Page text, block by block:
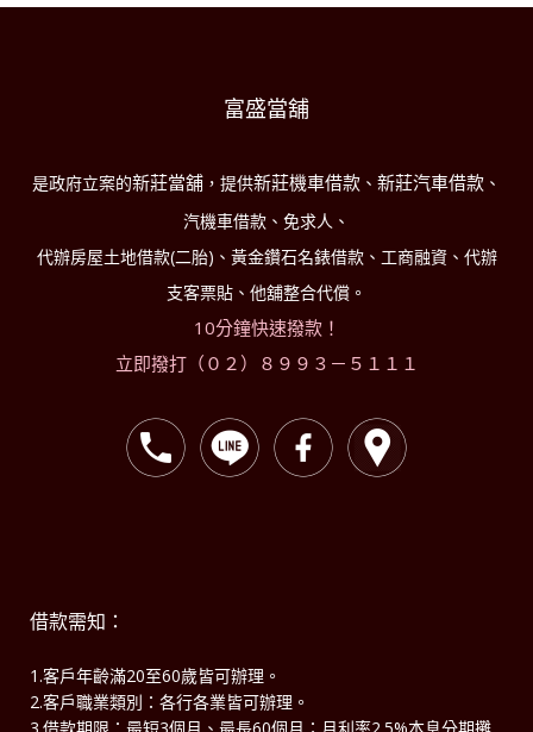
富盛當舖
是政府立案的新莊當舖 ，提供新莊機車借款 、 新莊汽車借款 、
汽機車借款、免求人、
代辦房屋土地借款(二胎)、黃金鑽石名錶借款、工商融資、代辦
支客票貼、他舖整合代償。
10分鐘快速撥款！
立即撥打（０２）８９９３－５１１１
借款需知：
1.客戶年齡滿20至60歲皆可辦理。
2.客戶職業類別：各行各業皆可辦理。